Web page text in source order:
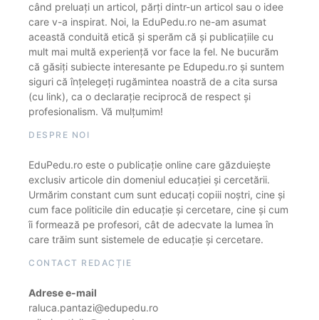
când preluați un articol, părți dintr-un articol sau o idee
care v-a inspirat. Noi, la EduPedu.ro ne-am asumat
această conduită etică și sperăm că și publicațiile cu
mult mai multă experiență vor face la fel. Ne bucurăm
că găsiți subiecte interesante pe Edupedu.ro și suntem
siguri că înțelegeți rugămintea noastră de a cita sursa
(cu link), ca o declarație reciprocă de respect și
profesionalism. Vă mulțumim!
DESPRE NOI
EduPedu.ro este o publicație online care găzduiește
exclusiv articole din domeniul educației și cercetării.
Urmărim constant cum sunt educați copiii noștri, cine și
cum face politicile din educație și cercetare, cine și cum
îi formează pe profesori, cât de adecvate la lumea în
care trăim sunt sistemele de educație și cercetare.
CONTACT REDACȚIE
Adrese e-mail
raluca.pantazi@edupedu.ro